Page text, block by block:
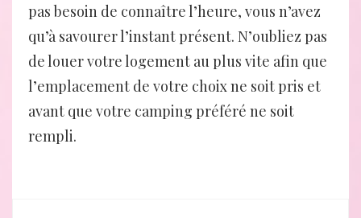
pas besoin de connaître l’heure, vous n’avez
qu’à savourer l’instant présent. N’oubliez pas
de louer votre logement au plus vite afin que
l’emplacement de votre choix ne soit pris et
avant que votre camping préféré ne soit
rempli.